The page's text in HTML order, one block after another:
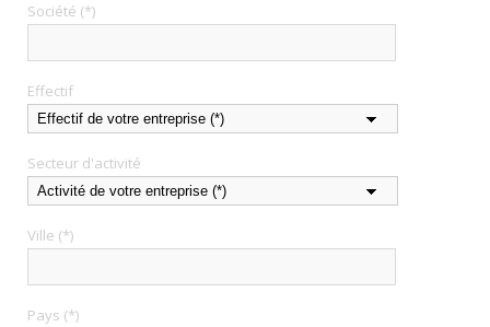
Société (*)
Effectif
Secteur d'activité
Ville (*)
Pays (*)